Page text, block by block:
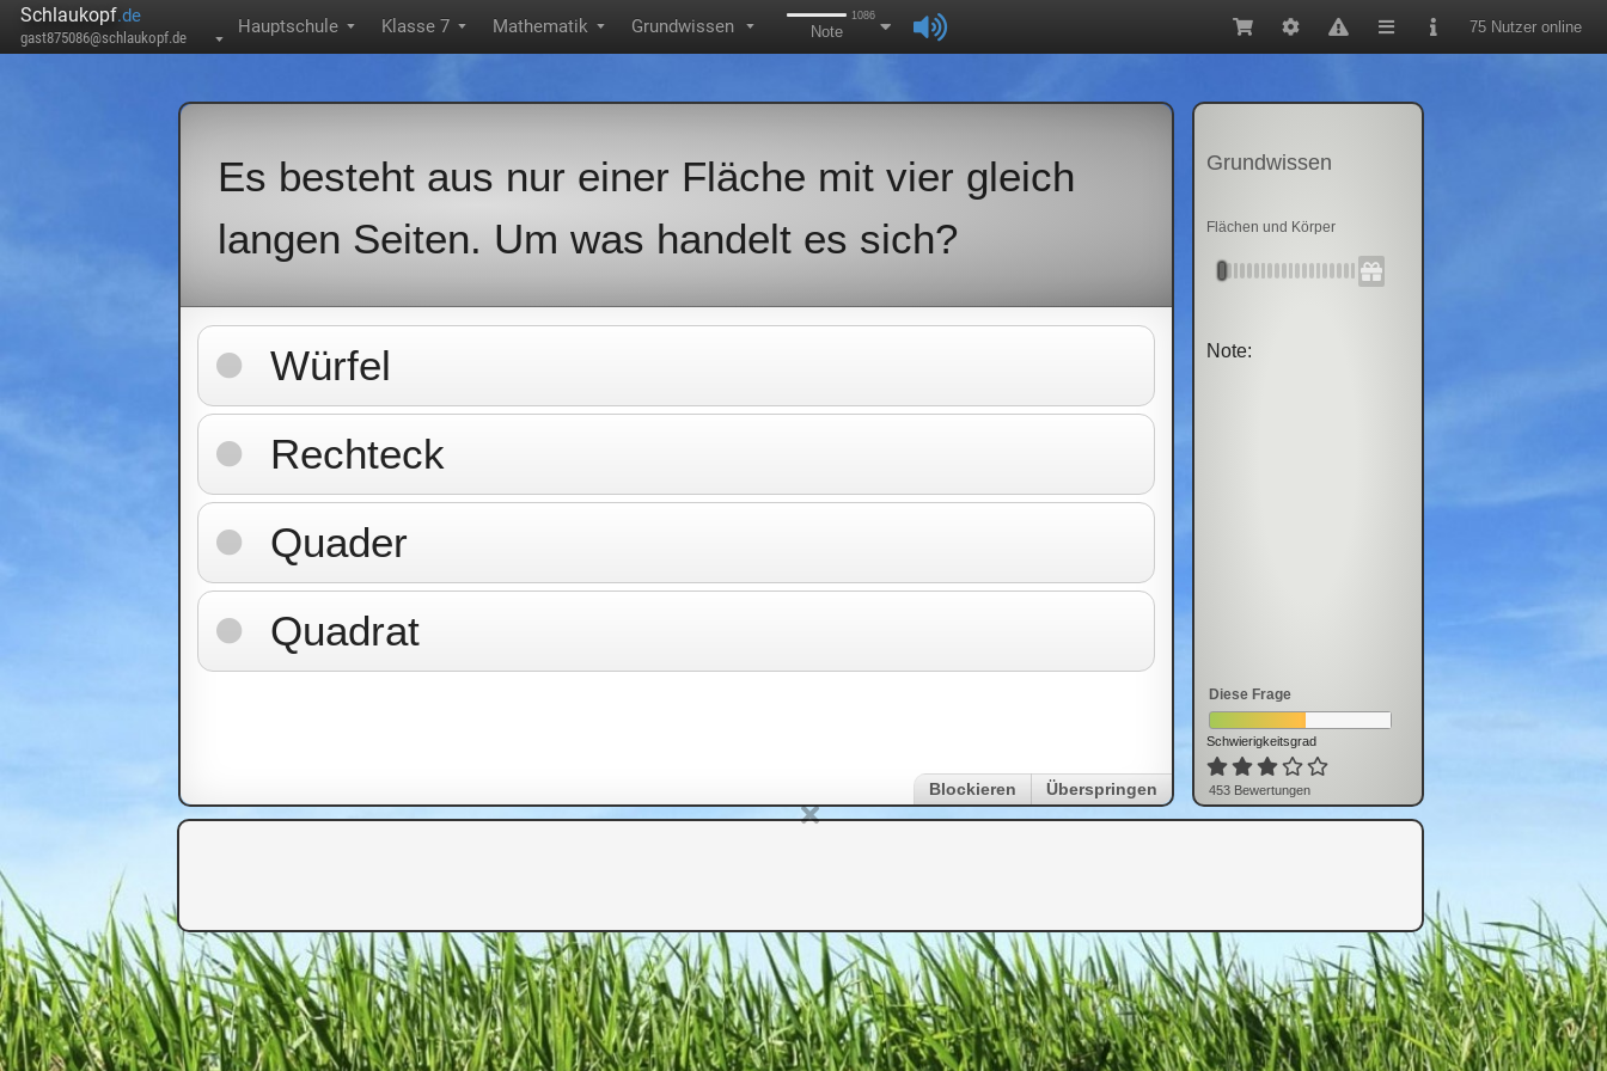
Schlaukopf.de
gast875086@schlaukopf.de ▼
Hauptschule ▼ Klasse 7 ▼ Mathematik ▼ Grundwissen ▼
1086
Note 75 Nutzer online
Es besteht aus nur einer Fläche mit vier gleich
langen Seiten. Um was handelt es sich?
Würfel
Rechteck
Quader
Quadrat
Blockieren Überspringen
Grundwissen
Flächen und Körper
Note:
Diese Frage
Schwierigkeitsgrad
453 Bewertungen